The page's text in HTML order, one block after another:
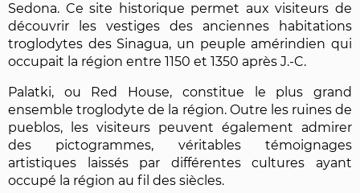
Sedona. Ce site historique permet aux visiteurs de
découvrir les vestiges des anciennes habitations
troglodytes des Sinagua, un peuple amérindien qui
occupait la région entre 1150 et 1350 après J.-C.
Palatki, ou Red House, constitue le plus grand
ensemble troglodyte de la région. Outre les ruines de
pueblos, les visiteurs peuvent également admirer
des pictogrammes, véritables témoignages
artistiques laissés par différentes cultures ayant
occupé la région au fil des siècles.